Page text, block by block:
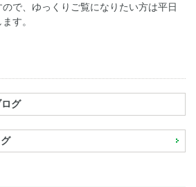
で、ゆっくりご覧になりたい方は平日
す。
グ